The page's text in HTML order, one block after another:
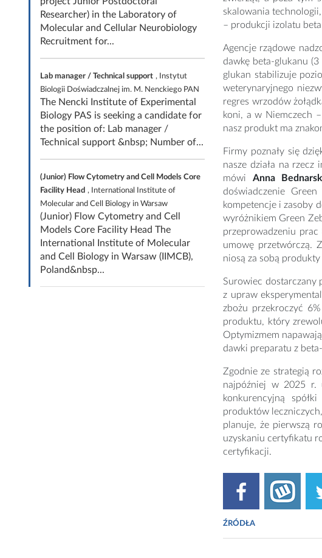
Researcher) in the Laboratory of
Molecular and Cellular Neurobiology
Recruitment for...
Lab manager / Technical support , Instytut
Biologii Doświadczalnej im. M. Nenckiego PAN
The Nencki Institute of Experimental
Biology PAS is seeking a candidate for
the position of: Lab manager /
Technical support &nbsp; Number of...
(Junior) Flow Cytometry and Cell Models Core
Facility Head , International Institute of
Molecular and Cell Biology in Warsaw
(Junior) Flow Cytometry and Cell
Models Core Facility Head The
International Institute of Molecular
and Cell Biology in Warsaw (IIMCB),
Poland&nbsp...
skalowania
– produkcji izolatu
Agencje rządowe
dawkę beta-glukanu
glukan stabilizuje
weterynaryjnego
regres wrzodów
koni, a w Niemczech
nasz produkt ma
Firmy poznały się
nasze działa na
mówi Anna
doświadczenie
kompetencje i zasoby
wyróżnikiem Green
przeprowadzeniu prac
umowę przetwórczą.
niosą za sobą
Surowiec dostarczany
z upraw
zbożu przekroczyć
produktu, który
Optymizmem
dawki preparatu z
Zgodnie ze strategią
najpóźniej w 2025 r.
konkurencyjną
produktów
planuje, że pierwszą
uzyskaniu certyfikatu
certyfikacji.
ŹRÓDŁA